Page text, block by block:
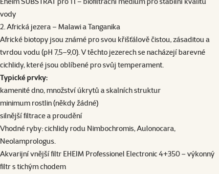
vody
2. Africká jezera – Malawi a Tanganika
Africké biotopy jsou známé pro svou křišťálově čistou, zásaditou a
tvrdou vodu (pH 7,5–9,0). V těchto jezerech se nacházejí barevné
cichlidy, které jsou oblíbené pro svůj temperament.
Typické prvky:
kamenité dno, množství úkrytů a skalních struktur
minimum rostlin (někdy žádné)
silnější filtrace a proudění
Vhodné ryby: cichlidy rodu Nimbochromis, Aulonocara,
Neolamprologus.
Akvarijní vnější filtr EHEIM Professionel Electronic 4+350– výkonný
filtr s tichým chodem